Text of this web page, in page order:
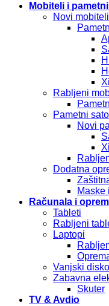
Mobiteli i
Novi mobiteli
Rabljeni
Pametni
Novi
Dodatna
Maske
Računala i
Tableti
Rabljeni
Laptopi
Vanjski
Zabavna
Skuter
TV & Avdio